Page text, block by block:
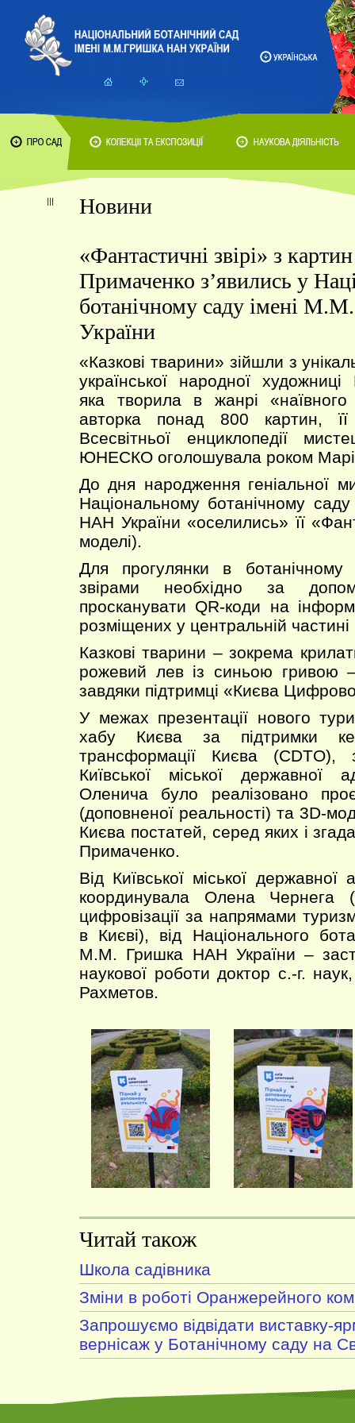
Новини
«Фантастичні звірі» з
Примаченко з’явились у
ботанічному саду імені
України
«Казкові тварини» зійшли з
української народної
яка творила в жанрі
авторка понад 800 картин,
Всесвітньої енциклопедії
ЮНЕСКО оголошувала роком
До дня народження геніальної
Національному ботанічному
НАН України «оселились» її
моделі).
Для прогулянки в
звірами необхідно за
просканувати QR-коди на
розміщених у центральній частині
Казкові тварини – зокрема
рожевий лев із синьою гривою
завдяки підтримці «Києва
У межах презентації нового
хабу Києва за підтримки
трансформації Києва (CDTO),
Київської міської державної
Оленича було реалізовано
(доповненої реальності) та 3D-
Києва постатей, серед яких і
Примаченко.
Від Київської міської державної
координувала Олена Чернега
цифровізації за напрямами
в Києві), від Національного
М.М. Гришка НАН України –
наукової роботи доктор с.-г.
Рахметов.
Читай також
Школа садівника
Зміни в роботі Оранжерейного
Запрошуємо відвідати виставку-
вернісаж у Ботанічному саду на